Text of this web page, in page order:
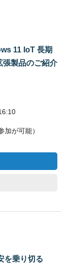
11 IoT 長期
張製品のご紹介
加が可能）
を乗り切る​